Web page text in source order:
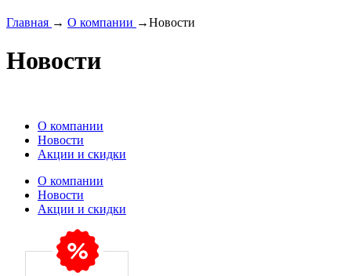
Главная → О компании →Новости
Новости
О компании
Новости
Акции и скидки
О компании
Новости
Акции и скидки